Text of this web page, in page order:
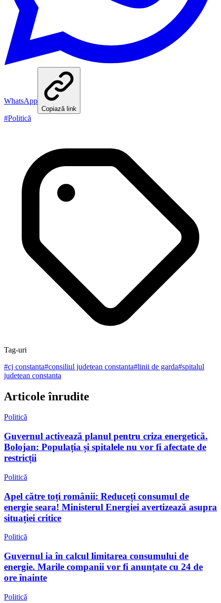
WhatsApp
Copiază link
#Politică
Tag-uri
#cj constanta#consiliul judetean constanta#linii de garda#spitalul
judetean constanta
Articole înrudite
Politică
Guvernul activează planul pentru criza energetică.
Bolojan: Populația și spitalele nu vor fi afectate de
restricții
Politică
Apel către toți românii: Reduceți consumul de
energie seara! Ministerul Energiei avertizează asupra
situației critice
Politică
Guvernul ia în calcul limitarea consumului de
energie. Marile companii vor fi anunțate cu 24 de
ore înainte
Politică